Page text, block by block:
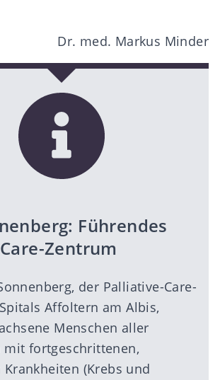
Dr. med. Markus Minder
Führendes
Zentrum
der Palliative-Care-
Affoltern am Albis,
Menschen aller
mit fortgeschrittenen,
(Krebs und